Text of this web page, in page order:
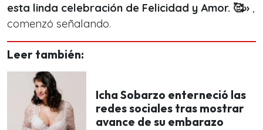
esta linda celebración de Felicidad y Amor. 🥰» ,
comenzó señalando.
Leer también:
Icha Sobarzo enterneció las
redes sociales tras mostrar
avance de su embarazo